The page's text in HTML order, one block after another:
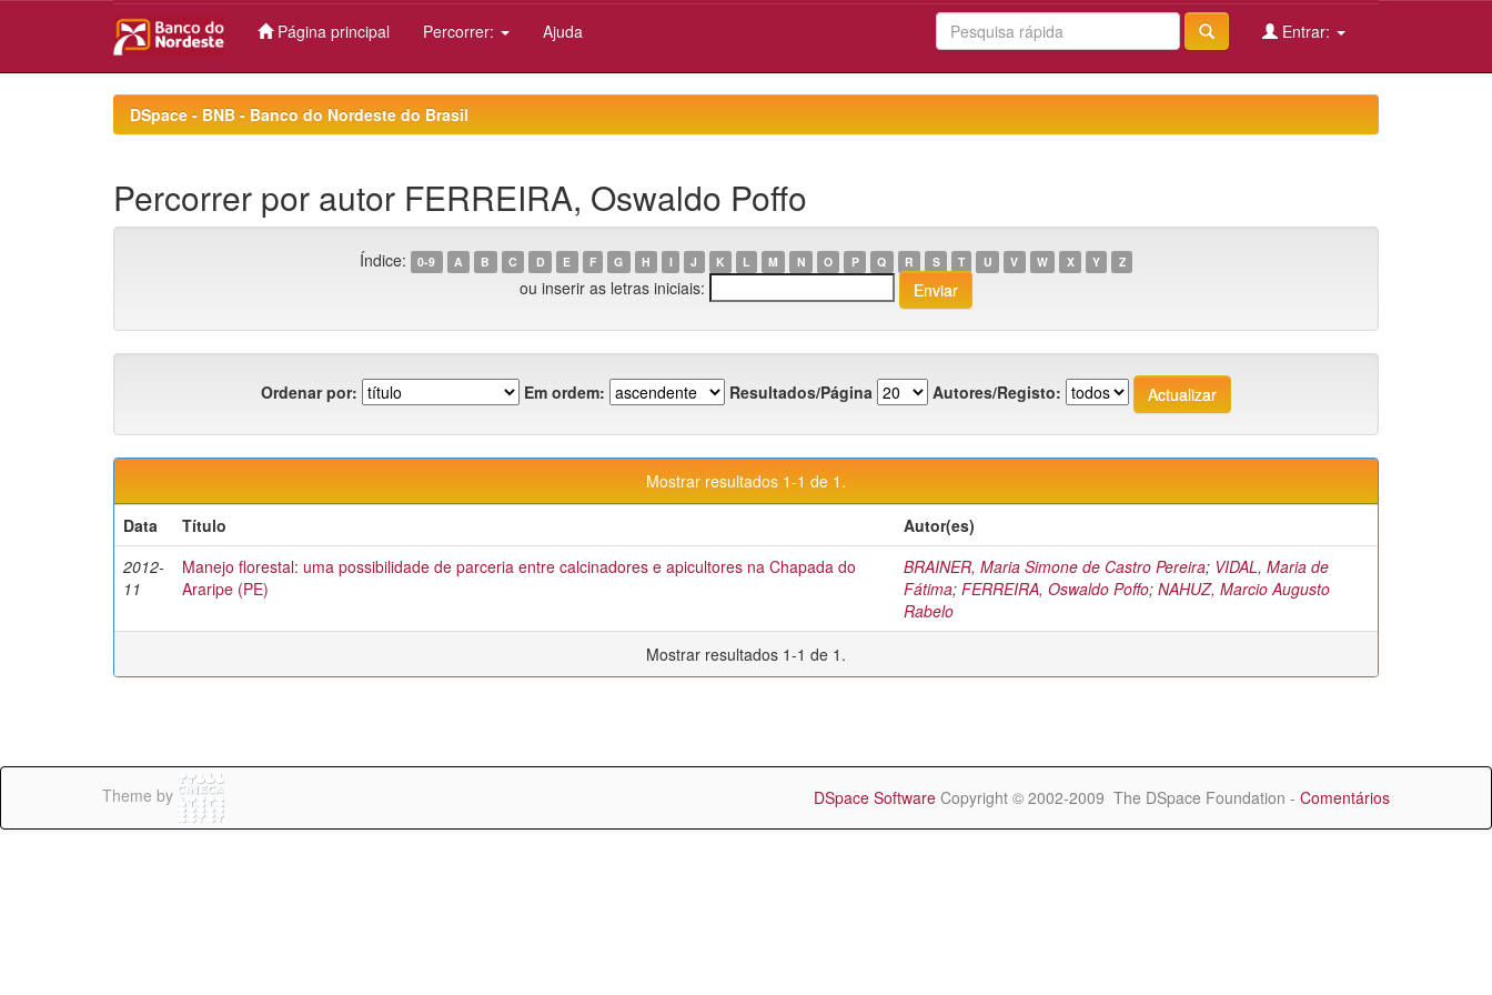
Página principal Percorrer: Ajuda Entrar:
DSpace - BNB - Banco do Nordeste do Brasil
Percorrer por autor FERREIRA, Oswaldo Poffo
Índice: 0-9 A B C D E F G H I J K L M N O P Q R S T U V W X Y Z
ou inserir as letras iniciais:
Ordenar por: Em ordem: Resultados/Página Autores/Registo:
Mostrar resultados 1-1 de 1.
Data
Título
Autor(es)
2012-
11
Manejo florestal: uma possibilidade de parceria entre calcinadores e apicultores na Chapada do
Araripe (PE)
BRAINER, Maria Simone de Castro Pereira; VIDAL, Maria de
Fátima; FERREIRA, Oswaldo Poffo; NAHUZ, Marcio Augusto
Rabelo
Mostrar resultados 1-1 de 1.
Theme by DSpace Software Copyright © 2002-2009 The DSpace Foundation - Comentários